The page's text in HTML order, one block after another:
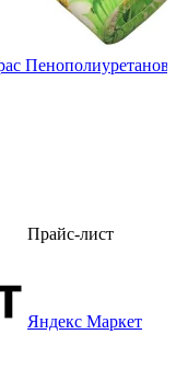
Прайс-лист
Яндекс Маркет